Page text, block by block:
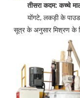
तीसरा कदम: कच्चे
योंगटे, लकड़ी के
सूत्र के अनुसार मिश्रण के